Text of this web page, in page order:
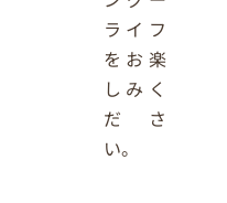
ライフ
をお楽
しみく
ださ
い。